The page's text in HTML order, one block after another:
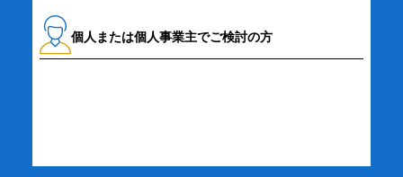
個人または個人事業主でご検討の方